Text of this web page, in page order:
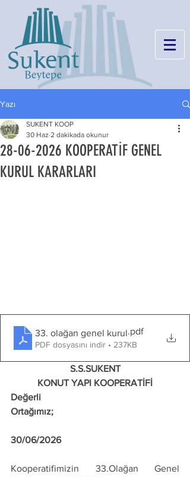
Yazı
28-06-2026 KOOPERATİF GENEL
KURUL KARARLARI
SUKENT KOOP
30 Haz 2 dakikada okunur
33. olağan genel kurul.pdf
PDF dosyasını indir • 237KB
S.S.SUKENT
KONUT YAPI KOOPERATİFİ
Değerli
Ortağımız;
30/06/2026
Kooperatifimizin 33.Olağan Genel